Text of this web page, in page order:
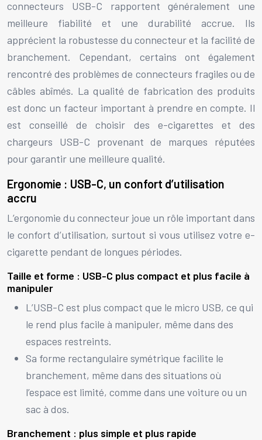
connecteurs USB-C rapportent généralement une
meilleure fiabilité et une durabilité accrue. Ils
apprécient la robustesse du connecteur et la facilité de
branchement. Cependant, certains ont également
rencontré des problèmes de connecteurs fragiles ou de
câbles abîmés. La qualité de fabrication des produits
est donc un facteur important à prendre en compte. Il
est conseillé de choisir des e-cigarettes et des
chargeurs USB-C provenant de marques réputées
pour garantir une meilleure qualité.
Ergonomie : USB-C, un confort d’utilisation
accru
L’ergonomie du connecteur joue un rôle important dans
le confort d’utilisation, surtout si vous utilisez votre e-
cigarette pendant de longues périodes.
Taille et forme : USB-C plus compact et plus facile à
manipuler
L’USB-C est plus compact que le micro USB, ce qui
le rend plus facile à manipuler, même dans des
espaces restreints.
Sa forme rectangulaire symétrique facilite le
branchement, même dans des situations où
l’espace est limité, comme dans une voiture ou un
sac à dos.
Branchement : plus simple et plus rapide